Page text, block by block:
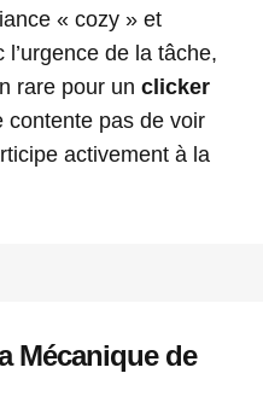
« cozy » et
de la tâche,
rare pour un clicker
contente pas de voir
activement à la
Mécanique de